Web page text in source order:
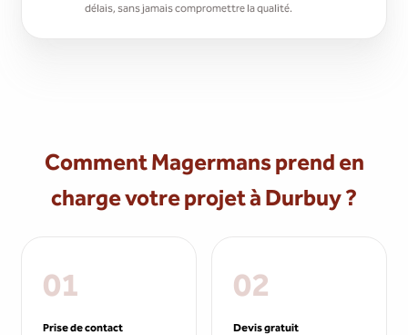
délais, sans jamais compromettre la qualité.
Comment Magermans prend en
charge votre projet à Durbuy ?
01
Prise de contact
02
Devis gratuit